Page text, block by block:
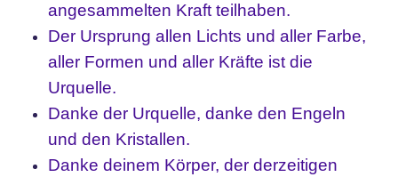
angesammelten Kraft teilhaben.
Der Ursprung allen Lichts und aller Farbe,
aller Formen und aller Kräfte ist die
Urquelle.
Danke der Urquelle, danke den Engeln
und den Kristallen.
Danke deinem Körper, der derzeitigen